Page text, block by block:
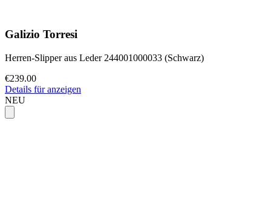
Galizio Torresi
Herren-Slipper aus Leder 244001000033 (Schwarz)
€239.00
Details für anzeigen
NEU